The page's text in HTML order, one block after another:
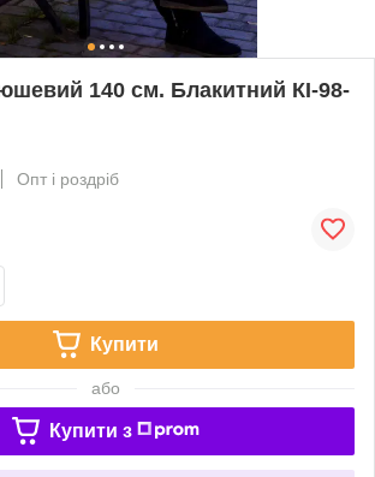
140 см. Блакитний КІ-98-
Опт і роздріб
Купити
або
Купити з